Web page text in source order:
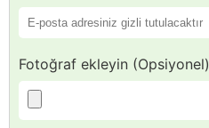
Fotoğraf ekleyin